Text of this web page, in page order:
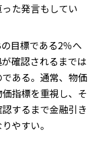
た発言もしてい
目標である2％へ
確認されるまでは
ある。通常、物価
指標を重視し、そ
するまで金融引き
やすい。